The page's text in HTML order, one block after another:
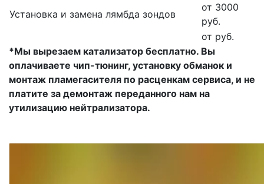
Установка и замена лямбда зондов
от 3000
руб.
от руб.
*Мы вырезаем катализатор бесплатно. Вы
оплачиваете чип-тюнинг, установку обманок и
монтаж пламегасителя по расценкам сервиса, и не
платите за демонтаж переданного нам на
утилизацию нейтрализатора.